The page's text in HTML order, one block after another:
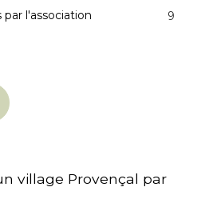
l'association 9
village Provençal par